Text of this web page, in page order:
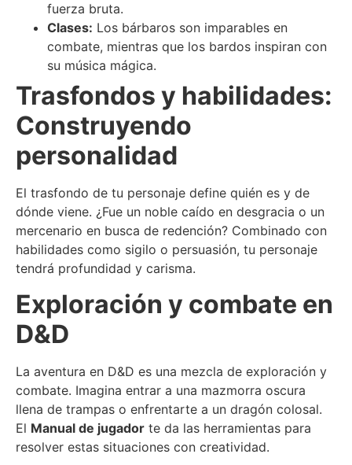
fuerza bruta.
Clases: Los bárbaros son imparables en
combate, mientras que los bardos inspiran con
su música mágica.
Trasfondos y habilidades:
Construyendo
personalidad
El trasfondo de tu personaje define quién es y de
dónde viene. ¿Fue un noble caído en desgracia o un
mercenario en busca de redención? Combinado con
habilidades como sigilo o persuasión, tu personaje
tendrá profundidad y carisma.
Exploración y combate en
D&D
La aventura en D&D es una mezcla de exploración y
combate. Imagina entrar a una mazmorra oscura
llena de trampas o enfrentarte a un dragón colosal.
El Manual de jugador te da las herramientas para
resolver estas situaciones con creatividad.